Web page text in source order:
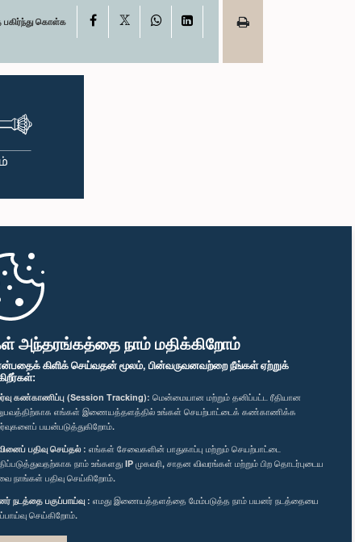
அந்தரங்கத்தை நாம் மதிக்கிறோம்
கிளிக் செய்வதன் மூலம், பின்வருவனவற்றை நீங்கள் ஏற்றுக்
கண்காணிப்பு (Session Tracking): மென்மையான மற்றும் தனிப்பட்ட ரீதியான
எங்கள் இணையத்தளத்தில் உங்கள் செயற்பாட்டைக் கண்காணிக்க
பயன்படுத்துகிறோம்.
பதிவு செய்தல் : எங்கள் சேவைகளின் பாதுகாப்பு மற்றும் செயற்பாட்டை
நாம் உங்களது IP முகவரி, சாதன விவரங்கள் மற்றும் பிற தொடர்புடைய
நாங்கள் பதிவு செய்கிறோம்.
நடத்தை பகுப்பாய்வு : எமது இணையத்தளத்தை மேம்படுத்த நாம் பயனர் நடத்தையை
செய்கிறோம்.
கொள்க Facebook WhatsAppLinkedIn